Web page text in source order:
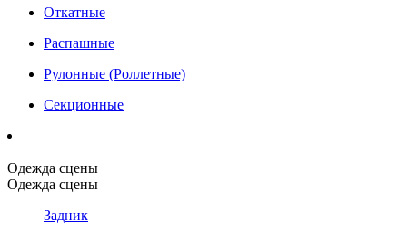
Откатные
Распашные
Рулонные (Роллетные)
Секционные
Одежда сцены
Одежда сцены
Задник